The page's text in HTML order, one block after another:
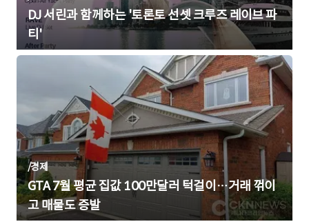
DJ 서린과 함께하는 '토론토 선셋 크루즈 레이브 파
티'
/경제
GTA 7월 평균 집값 100만달러 턱걸이…거래 꺾이
고 매물도 증발